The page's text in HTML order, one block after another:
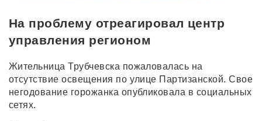
На проблему отреагировал центр
управления регионом
Жительница Трубчевска пожаловалась на
отсутствие освещения по улице Партизанской. Свое
негодование горожанка опубликовала в социальных
сетях.